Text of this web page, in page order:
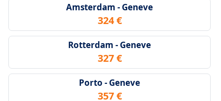
Amsterdam - Geneve
324 €
Rotterdam - Geneve
327 €
Porto - Geneve
357 €